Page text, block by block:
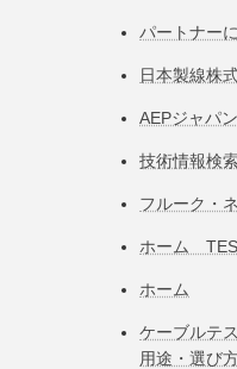
パートナー
日本製線株
AEPジャパ
技術情報検
フルーク・
ホーム
ホーム
ケーブルテ
用途・選び